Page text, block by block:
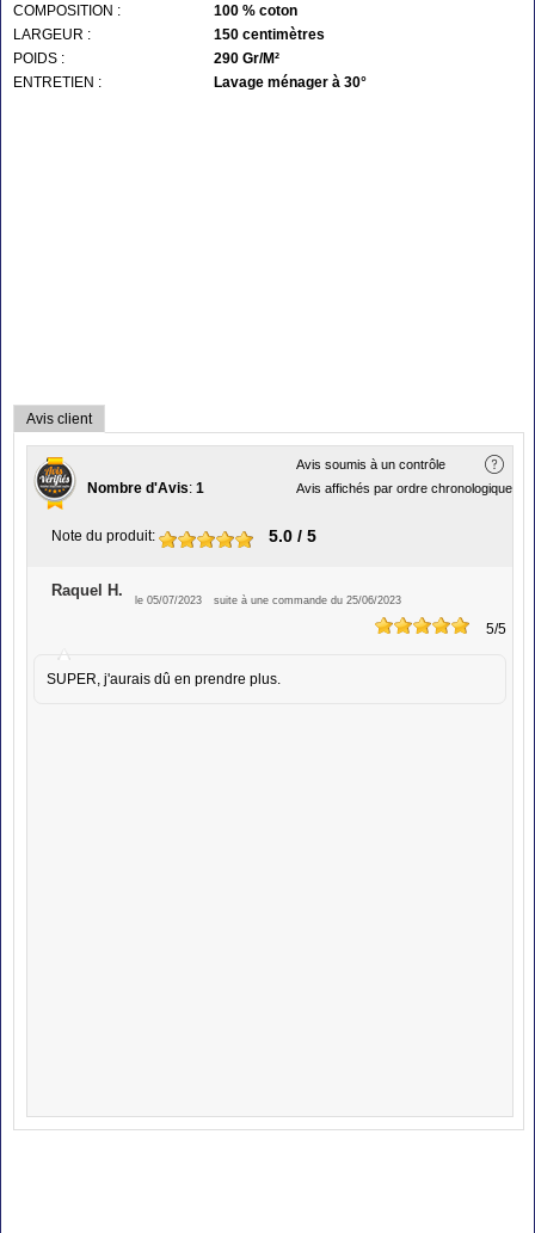
COMPOSITION :
100 % coton
LARGEUR :
150 centimètres
POIDS :
290 Gr/M²
ENTRETIEN :
Lavage ménager à 30°
Avis client
Avis soumis à un contrôle
Avis affichés par ordre chronologique
Nombre d'Avis: 1
Note du produit: 5.0 / 5
Raquel H.
le 05/07/2023 suite à une commande du 25/06/2023
5/5
SUPER, j'aurais dû en prendre plus.